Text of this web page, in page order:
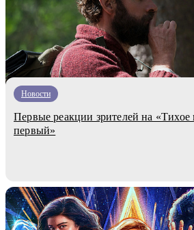
Новости
Первые реакции зрителей на «Тихое
первый»